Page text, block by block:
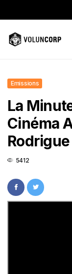
Emissions
La
Cinéma
5412